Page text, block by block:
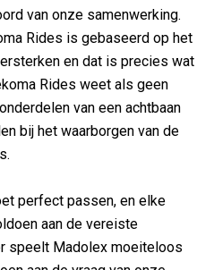
van onze samenwerking.
Rides is gebaseerd op het
en dat is precies wat
Rides weet als geen
van een achtbaan
bij het waarborgen van de
perfect passen, en elke
aan de vereiste
speelt Madolex moeiteloos